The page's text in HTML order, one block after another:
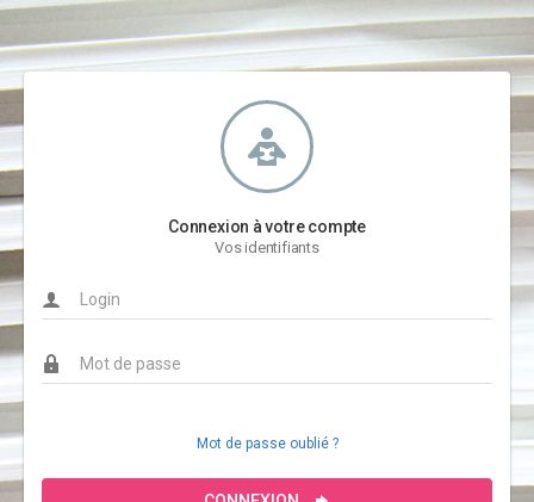
Connexion à votre compte
Vos identifiants
Mot de passe oublié ?